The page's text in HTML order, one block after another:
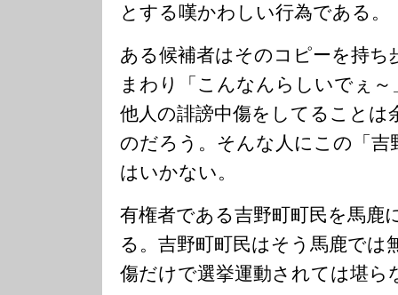
とする嘆かわしい行為である。
ある候補者はそのコピーを持ち
まわり「こんなんらしいでぇ
他人の誹謗中傷をしてることは
のだろう。そんな人にこの「吉
はいかない。
有権者である吉野町町民を馬鹿
る。吉野町町民はそう馬鹿では
傷だけで選挙運動されては堪ら